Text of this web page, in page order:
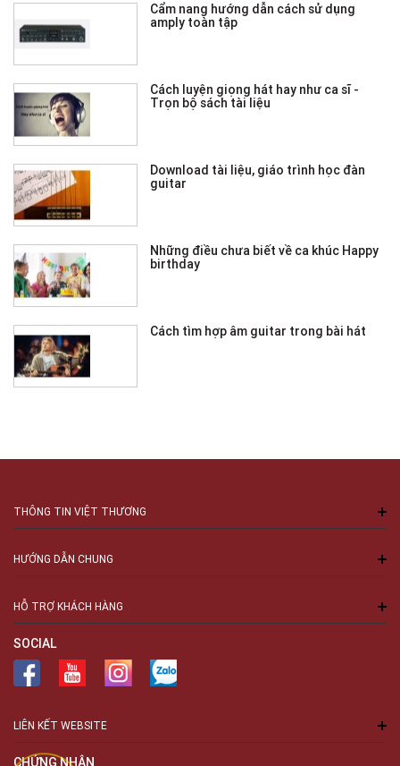
Cẩm nang hướng dẫn cách sử dụng
amply toàn tập
Cách luyện giọng hát hay như ca sĩ -
Trọn bộ sách tài liệu
Download tài liệu, giáo trình học đàn
guitar
Những điều chưa biết về ca khúc Happy
birthday
Cách tìm hợp âm guitar trong bài hát
THÔNG TIN VIỆT THƯƠNG
HƯỚNG DẪN CHUNG
HỖ TRỢ KHÁCH HÀNG
SOCIAL
LIÊN KẾT WEBSITE
CHỨNG NHẬN